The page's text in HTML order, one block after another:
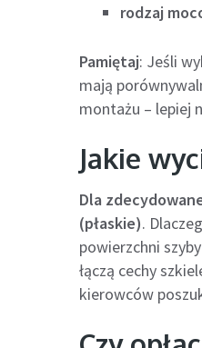
rodzaj
Pamiętaj: Jeśli
mają
montażu – lepiej
Jakie
Dla
(płaskie).
powierzchni
łączą cechy
kierowców